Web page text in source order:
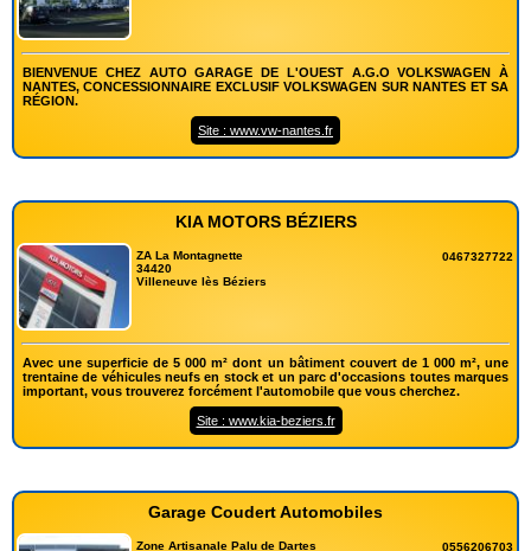
BIENVENUE CHEZ AUTO GARAGE DE L'OUEST A.G.O VOLKSWAGEN À
NANTES, CONCESSIONNAIRE EXCLUSIF VOLKSWAGEN SUR NANTES ET SA
RÉGION.
Site : www.vw-nantes.fr
KIA MOTORS BÉZIERS
ZA La Montagnette
34420
Villeneuve lès Béziers
0467327722
Avec une superficie de 5 000 m² dont un bâtiment couvert de 1 000 m², une
trentaine de véhicules neufs en stock et un parc d'occasions toutes marques
important, vous trouverez forcément l'automobile que vous cherchez.
Site : www.kia-beziers.fr
Garage Coudert Automobiles
Zone Artisanale Palu de Dartes
0556206703